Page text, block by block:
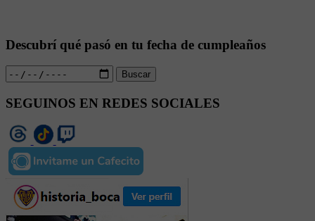
Descubrí qué pasó en tu fecha de cumpleaños
Buscar
SEGUINOS EN REDES SOCIALES